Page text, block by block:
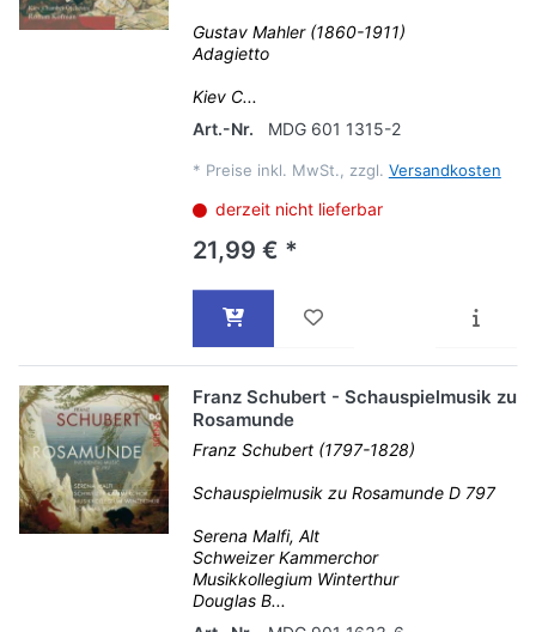
Gustav Mahler (1860-1911)
Adagietto
Kiev C...
Art.-Nr.
MDG 601 1315-2
* Preise inkl. MwSt., zzgl. Versandkosten
derzeit nicht lieferbar
21,99 € *
Franz Schubert - Schauspielmusik zu
Rosamunde
Franz Schubert (1797-1828)
Schauspielmusik zu Rosamunde D 797
Serena Malfi, Alt
Schweizer Kammerchor
Musikkollegium Winterthur
Douglas B...